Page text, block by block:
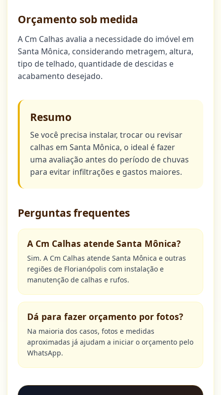
Orçamento sob medida
A Cm Calhas avalia a necessidade do imóvel em
Santa Mônica, considerando metragem, altura,
tipo de telhado, quantidade de descidas e
acabamento desejado.
Resumo
Se você precisa instalar, trocar ou revisar
calhas em Santa Mônica, o ideal é fazer
uma avaliação antes do período de chuvas
para evitar infiltrações e gastos maiores.
Perguntas frequentes
A Cm Calhas atende Santa Mônica?
Sim. A Cm Calhas atende Santa Mônica e outras
regiões de Florianópolis com instalação e
manutenção de calhas e rufos.
Dá para fazer orçamento por fotos?
Na maioria dos casos, fotos e medidas
aproximadas já ajudam a iniciar o orçamento pelo
WhatsApp.